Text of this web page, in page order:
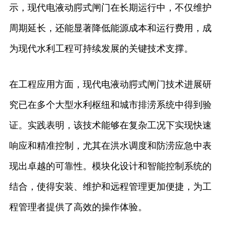
示，现代电液动腭式闸门在长期运行中，不仅维护
周期延长，还能显著降低能源成本和运行费用，成
为现代水利工程可持续发展的关键技术支撑。
在工程应用方面，现代电液动腭式闸门技术进展研
究已在多个大型水利枢纽和城市排涝系统中得到验
证。实践表明，该技术能够在复杂工况下实现快速
响应和精准控制，尤其在洪水调度和防涝应急中表
现出卓越的可靠性。模块化设计和智能控制系统的
结合，使得安装、维护和远程管理更加便捷，为工
程管理者提供了高效的操作体验。